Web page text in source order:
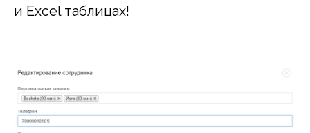
и Excel таблицах!